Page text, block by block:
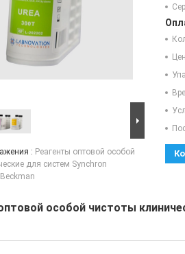
: Реагенты оптовой особой
для систем Synchron
особой чистоты